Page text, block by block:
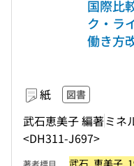
国際比
ク・ラ
働き方
紙 図書
武石恵美子 編著ミネ
<DH311-J697>
著者標目 武石, 恵美子,